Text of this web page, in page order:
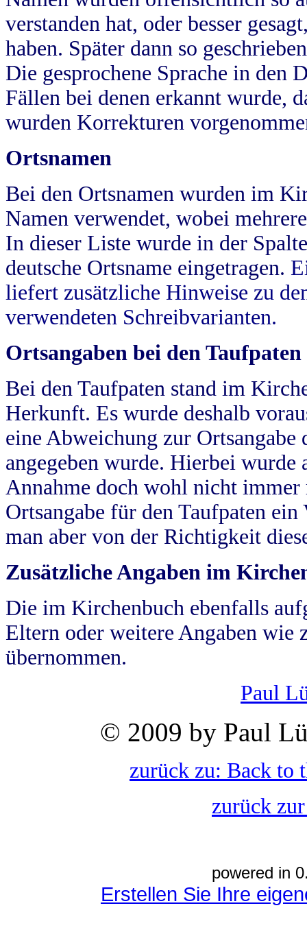
verstanden hat, oder besser
haben. Später dann so
Die gesprochene Sprache in
Fällen bei denen erkannt wurde,
wurden Korrekturen
Ortsnamen
Bei den Ortsnamen wurden im
Namen verwendet, wobei
In dieser Liste wurde in der
deutsche Ortsname eingetragen.
liefert zusätzliche Hinweise zu
verwendeten Schreibvarianten.
Ortsangaben bei den Taufpaten
Bei den Taufpaten stand im
Herkunft. Es wurde deshalb
eine Abweichung zur
angegeben wurde. Hierbei wurde
Annahme doch wohl nicht
Ortsangabe für den Taufpaten
man aber von der Richtigkeit
Zusätzliche Angaben im
Die im Kirchenbuch ebenfalls
Eltern oder weitere Angaben wie
übernommen.
Paul
© 2009 by Paul
zurück zu: Back to
zurück
powered in
Erstellen Sie Ihre